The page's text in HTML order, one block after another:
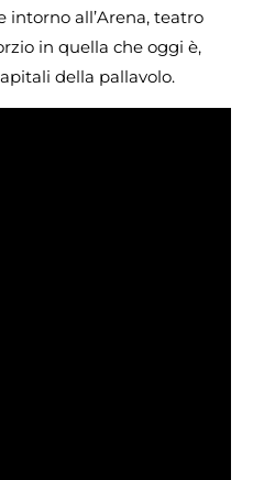
intorno all’Arena, teatro
in quella che oggi è,
della pallavolo.